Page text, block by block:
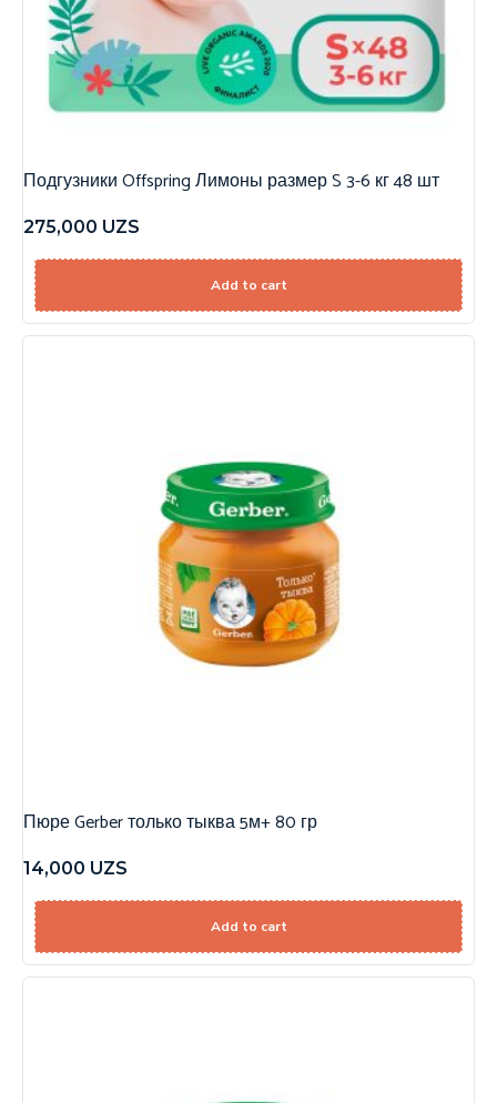
Подгузники Offspring Лимоны размер S 3-6 кг 48 шт
275,000 UZS
Add to cart
Пюре Gerber только тыква 5м+ 80 гр
14,000 UZS
Add to cart